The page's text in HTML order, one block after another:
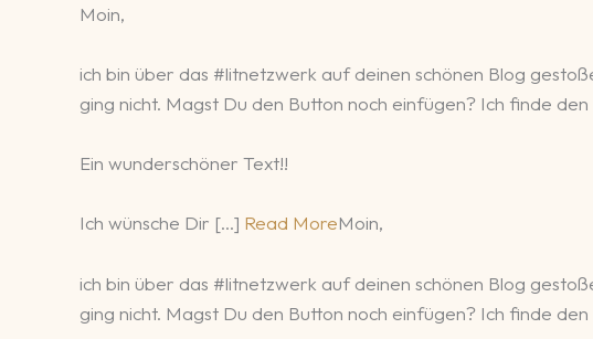
Moin,
ich bin über das #litnetzwerk auf deinen schönen Blog
ging nicht. Magst Du den Button noch einfügen? Ich finde
Ein wunderschöner Text!!
Ich wünsche Dir […] Read MoreMoin,
ich bin über das #litnetzwerk auf deinen schönen Blog
ging nicht. Magst Du den Button noch einfügen? Ich finde